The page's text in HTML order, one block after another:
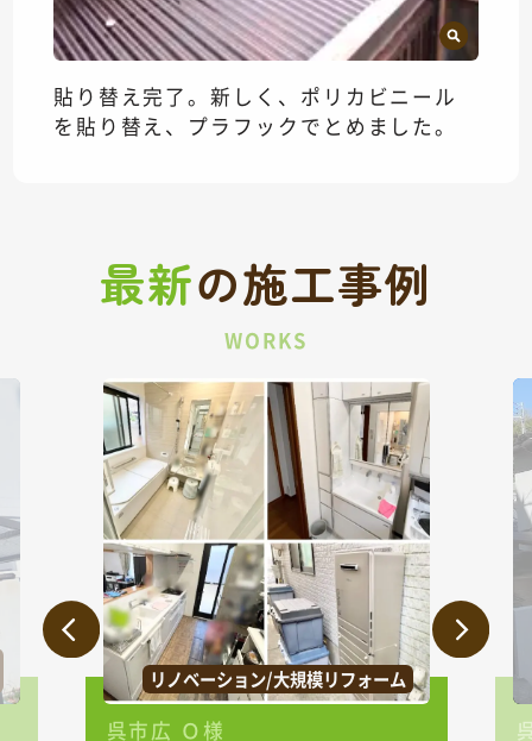
貼り替え完了。新しく、ポリカビニール
を貼り替え、プラフックでとめました。
最新の施工事例
WORKS
リノベーション/大規模リフォーム
呉市広 Ｏ様